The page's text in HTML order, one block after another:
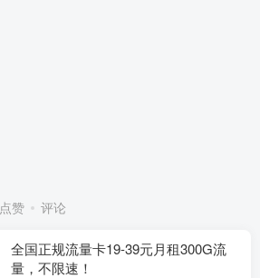
点赞 评论
全国正规流量卡19-39元月租300G流
量，不限速！